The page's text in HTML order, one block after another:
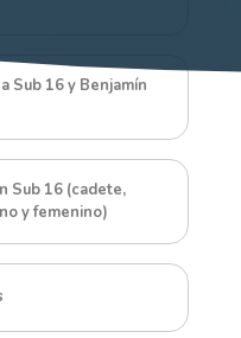
Sub 16 y Benjamín
Sub 16 (cadete,
y femenino)